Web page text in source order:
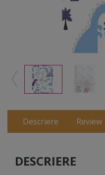
Descriere Review
DESCRIERE